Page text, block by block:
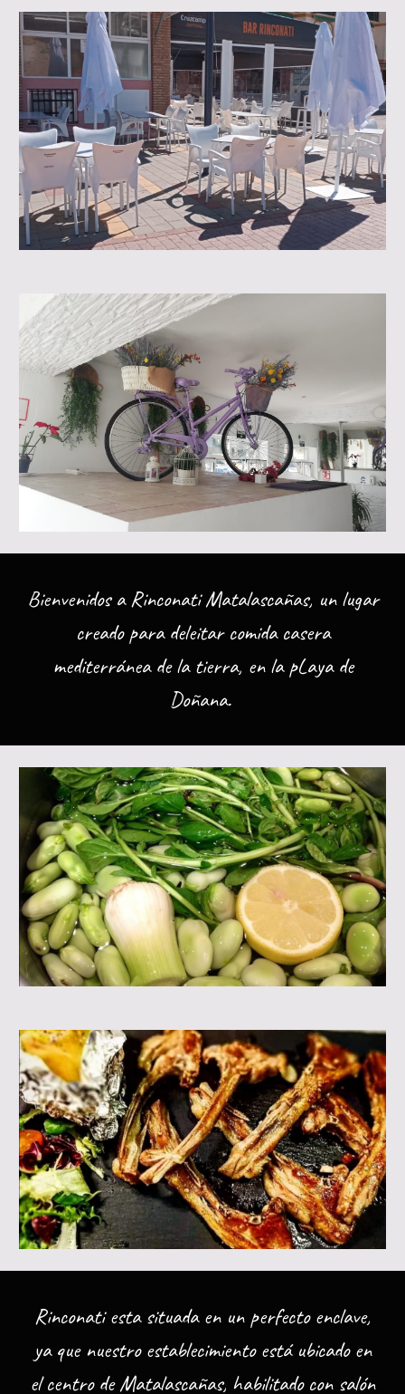
Bienvenidos a Rinconati Matalascañas, un lugar
creado para deleitar comida casera
mediterránea de la tierra, en la pLaya de
Doñana.
Rinconati esta situada en un perfecto enclave,
ya que nuestro establecimiento está ubicado en
el centro de Matalascañas, habilitado con salón